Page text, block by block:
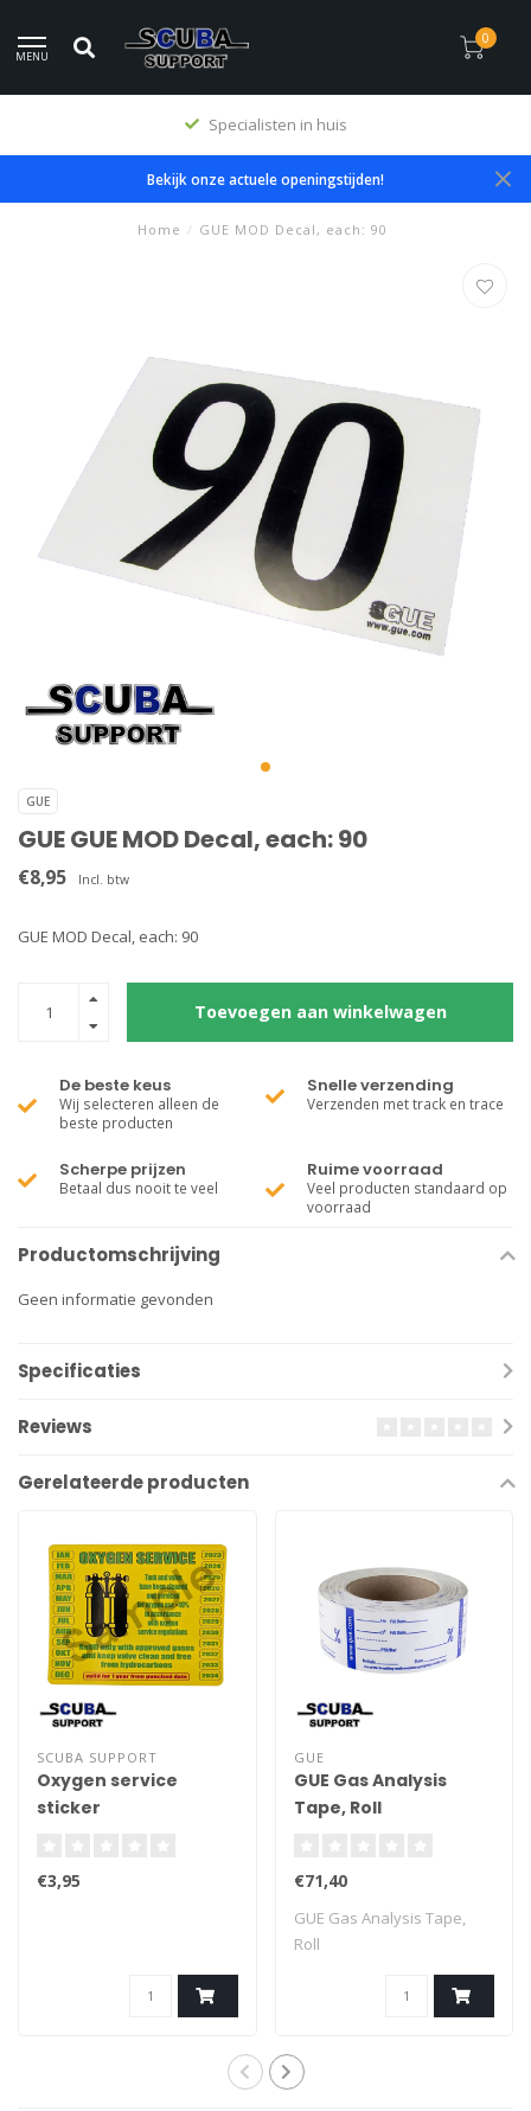
MENU
0
Specialisten in huis
Bekijk onze actuele openingstijden!
Home / GUE MOD Decal, each: 90
GUE
GUE GUE MOD Decal, each: 90
€8,95 Incl. btw
GUE MOD Decal, each: 90
Toevoegen aan winkelwagen
De beste keus
Wij selecteren alleen de
beste producten
Snelle verzending
Verzenden met track en trace
Scherpe prijzen
Betaal dus nooit te veel
Ruime voorraad
Veel producten standaard op
voorraad
Productomschrijving
Geen informatie gevonden
Specificaties
Reviews
Gerelateerde producten
SCUBA SUPPORT
Oxygen service
sticker
€3,95
GUE
GUE Gas Analysis
Tape, Roll
€71,40
GUE Gas Analysis Tape,
Roll